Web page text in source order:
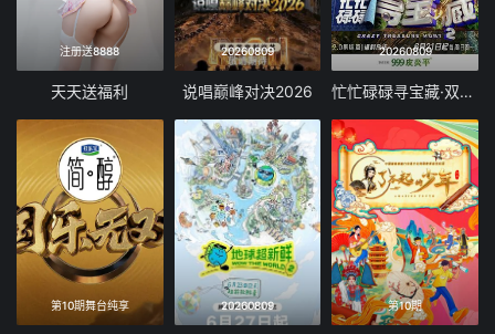
注册送8888
天天送福利
20260809
说唱巅峰对决2026
20260809
忙忙碌碌寻宝藏·双人成行季
第10期舞台纯享 20260809 第10期